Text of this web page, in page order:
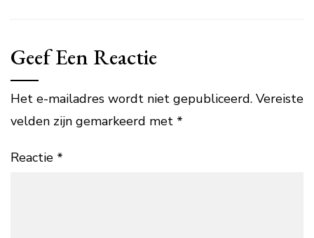
Geef Een Reactie
Het e-mailadres wordt niet gepubliceerd. Vereiste
velden zijn gemarkeerd met *
Reactie *